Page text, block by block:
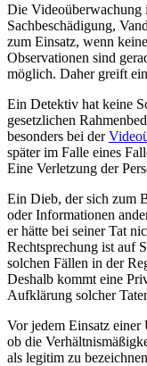
Die Videoüberwachung
Sachbeschädigung,
zum Einsatz, wenn
Observationen sind
möglich. Daher greift
Ein Detektiv hat keine
gesetzlichen
besonders bei der
später im Falle eines
Eine Verletzung der
Ein Dieb, der sich zum
oder Informationen
er hätte bei seiner Tat
Rechtsprechung ist auf
solchen Fällen in der
Deshalb kommt eine
Aufklärung solcher
Vor jedem Einsatz
ob die
als legitim zu